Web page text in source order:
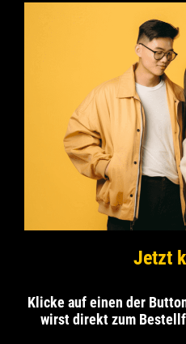
Jetzt
Klicke auf einen der
wirst direkt zum